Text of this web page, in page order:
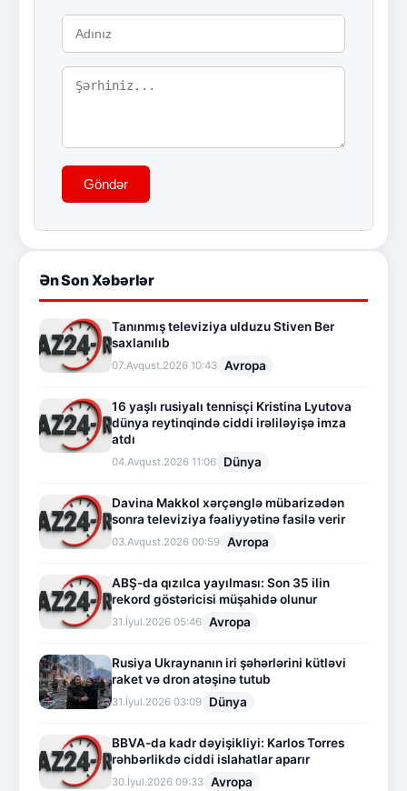
Göndər
Ən Son Xəbərlər
Tanınmış televiziya ulduzu Stiven Ber
saxlanılıb
07.Avqust.2026 10:43 Avropa
16 yaşlı rusiyalı tennisçi Kristina Lyutova
dünya reytinqində ciddi irəliləyişə imza
atdı
04.Avqust.2026 11:06 Dünya
Davina Makkol xərçənglə mübarizədən
sonra televiziya fəaliyyətinə fasilə verir
03.Avqust.2026 00:59 Avropa
ABŞ-da qızılca yayılması: Son 35 ilin
rekord göstəricisi müşahidə olunur
31.İyul.2026 05:46 Avropa
Rusiya Ukraynanın iri şəhərlərini kütləvi
raket və dron atəşinə tutub
31.İyul.2026 03:09 Dünya
BBVA-da kadr dəyişikliyi: Karlos Torres
rəhbərlikdə ciddi islahatlar aparır
30.İyul.2026 09:33 Avropa